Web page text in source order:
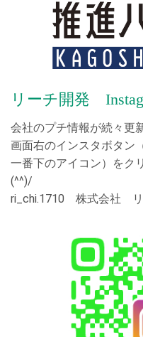
2025.07.30
【表彰関連】の「表彰実
2025.07.28
【イベント】に「ボーリ
追加しました！ 【安全・
令和7年度安全大会を追加
2025.05.16
健康経営の取り組みを更
【安全・環境・社会貢献
リーチ開発
会社のプチ情報が続々更
画面右のインスタボタン
一番下のアイコン）をク
(^^)/
ri_chi.1710 株式会社 リ